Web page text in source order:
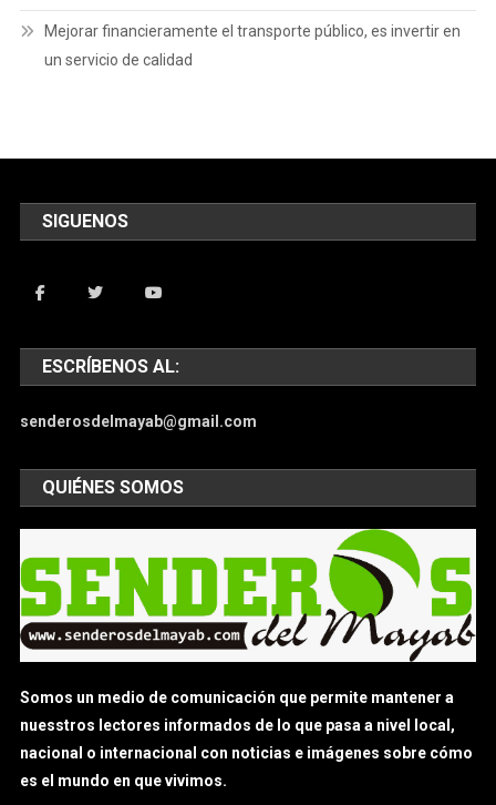
Mejorar financieramente el transporte público, es invertir en
un servicio de calidad
SIGUENOS
ESCRÍBENOS AL:
senderosdelmayab@gmail.com
QUIÉNES SOMOS
Somos un medio de comunicación que permite mantener a
nuesstros lectores informados de lo que pasa a nivel local,
nacional o internacional con noticias e imágenes sobre cómo
es el mundo en que vivimos.